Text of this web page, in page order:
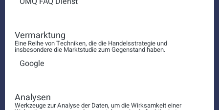
Callcenter Kundenservice
Vermarktung
Eine Reihe von Techniken, die die Handelsstrategie und
insbesondere die Marktstudie zum Gegenstand haben.
Google
Analysen
Werkzeuge zur Analyse der Daten, um die Wirksamkeit einer